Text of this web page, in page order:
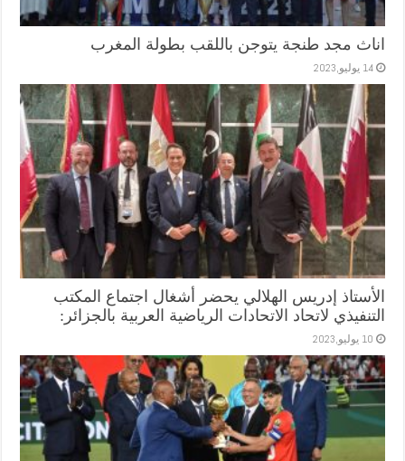
اناث مجد طنجة يتوجن باللقب بطولة المغرب
14 يوليو,2023
الأستاذ إدريس الهلالي يحضر أشغال اجتماع المكتب
التنفيذي لاتحاد الاتحادات الرياضية العربية بالجزائر:
10 يوليو,2023